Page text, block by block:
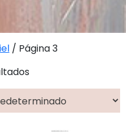
/ Página 3